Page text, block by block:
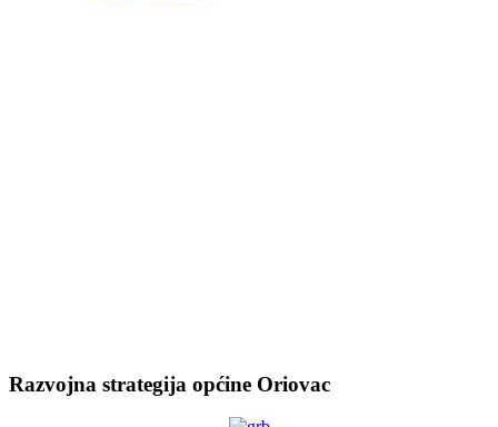
Razvojna strategija općine Oriovac